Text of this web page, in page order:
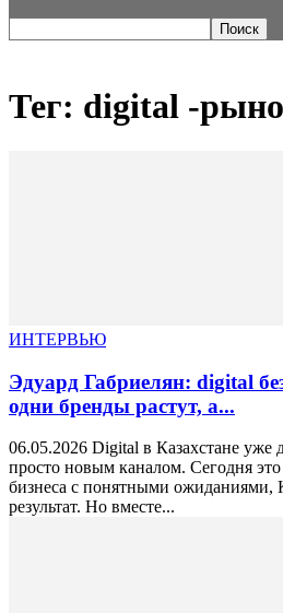
Тег: digital -
ИНТЕРВЬЮ
Эдуард Габриелян: digital
одни бренды растут, а...
06.05.2026 Digital в Казахстане уже
просто новым каналом. Сегодня
бизнеса с понятными ожиданиями,
результат. Но вместе...